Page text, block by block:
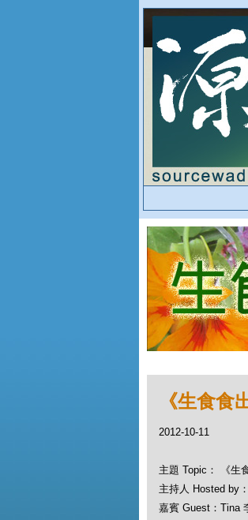
《生食食
2012-10-11
主題 Topic： 《生
主持人 Hosted by
嘉賓 Guest：Tina